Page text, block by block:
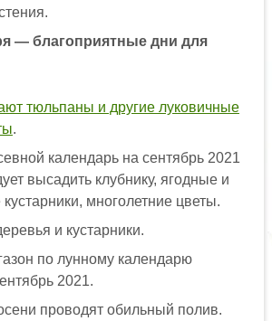
— благоприятные дни для
тюльпаны и другие луковичные
.
календарь на сентябрь 2021
высадить клубнику, ягодные и
многолетние цветы.
и кустарники.
по лунному календарю
2021.
проводят обильный полив.